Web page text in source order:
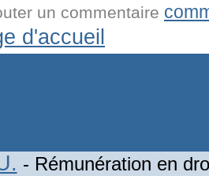
un commentaire
d'accueil
- Rémunération en